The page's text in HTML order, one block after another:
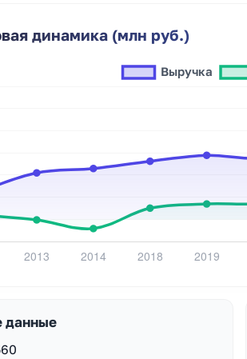
динамика (млн руб.)
данные